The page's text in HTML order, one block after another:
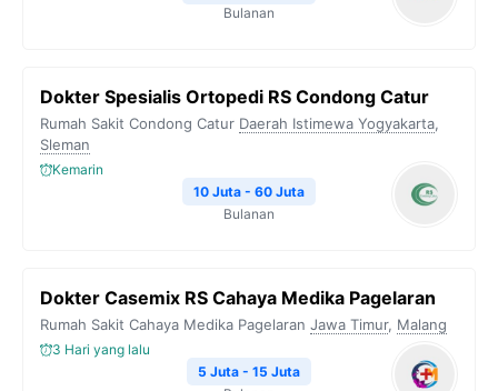
Bulanan
Dokter Spesialis Ortopedi RS Condong Catur
Rumah Sakit Condong Catur Daerah Istimewa Yogyakarta,
Sleman
Kemarin
10 Juta - 60 Juta
Bulanan
Dokter Casemix RS Cahaya Medika Pagelaran
Rumah Sakit Cahaya Medika Pagelaran Jawa Timur, Malang
3 Hari yang lalu
5 Juta - 15 Juta